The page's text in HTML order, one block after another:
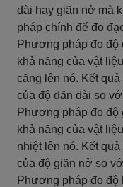
dài hay giãn nở mà
pháp chính để đo
Phương pháp đo
khả năng của vật
căng lên nó. Kết
của độ dãn dài so
Phương pháp đo
khả năng của vật
nhiệt lên nó. Kết
của độ giãn nở so
Phương pháp đo